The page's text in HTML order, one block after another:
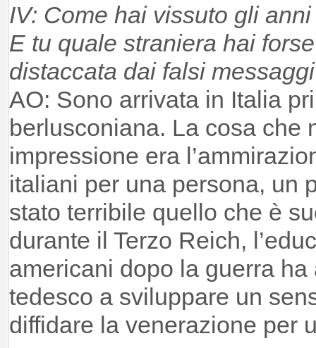
IV: Come hai vissuto gli
E tu quale straniera hai
distaccata dai falsi
AO: Sono arrivata in Italia
berlusconiana. La cosa che
impressione era
italiani per una persona, un
stato terribile quello che è
durante il Terzo Reich,
americani dopo la guerra
tedesco a sviluppare un
diffidare la venerazione per